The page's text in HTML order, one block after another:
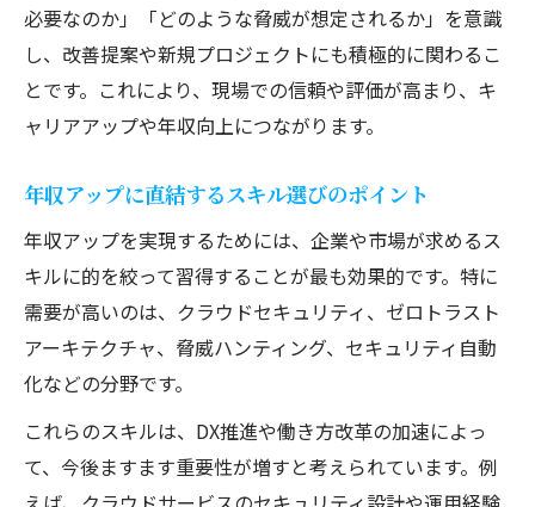
必要なのか」「どのような脅威が想定されるか」を意識
し、改善提案や新規プロジェクトにも積極的に関わるこ
とです。これにより、現場での信頼や評価が高まり、キ
ャリアアップや年収向上につながります。
年収アップに直結するスキル選びのポイント
年収アップを実現するためには、企業や市場が求めるス
キルに的を絞って習得することが最も効果的です。特に
需要が高いのは、クラウドセキュリティ、ゼロトラスト
アーキテクチャ、脅威ハンティング、セキュリティ自動
化などの分野です。
これらのスキルは、DX推進や働き方改革の加速によっ
て、今後ますます重要性が増すと考えられています。例